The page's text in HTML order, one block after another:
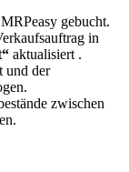
gebucht.
in
aktualisiert .
und der
zwischen